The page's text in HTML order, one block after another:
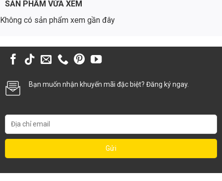
Ứng Dụng Đa Dạng của Đèn Pha Chống Nổ 200W
Đèn được sử dụng để chiếu sáng các khu vực sản xuất, kho bãi,
đường đi trong nhà máy, đảm bảo an toàn và hiệu quả làm việc.
Đèn được lắp đặt trên các cột đèn chiếu sáng đường liên thôn, đường
Bãi Đậu Xe
Đèn được sử dụng để chiếu sáng bãi đậu xe, giúp người lái xe dễ
dàng quan sát và di chuyển, đảm bảo an toàn.
Trạm Xăng Dầu và Cửa Hàng Khí
SẢN PHẨM VỪA XEM
Không có sản phẩm xem gần đây
Bạn muốn nhận khuyến mãi đặc biệt? Đăng ký ngay.